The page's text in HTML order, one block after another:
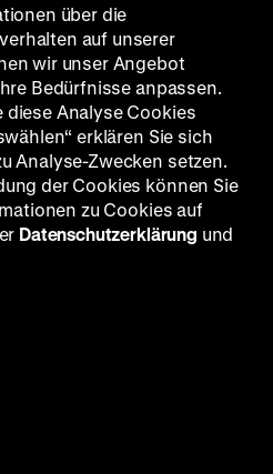
über die
auf unserer
wir unser Angebot
Bedürfnisse anpassen.
diese Analyse Cookies
erklären Sie sich
Analyse-Zwecken setzen.
der Cookies können Sie
zu Cookies auf
Datenschutzerklärung und